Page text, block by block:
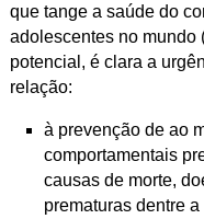
que tange a saúde do
adolescentes no mundo
potencial, é clara a
relação:
à prevenção de ao
comportamentais
causas de morte,
prematuras dentre